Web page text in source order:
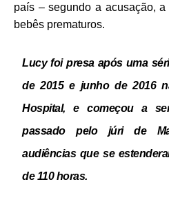
país – segundo a acusação,
bebês prematuros.
Lucy foi presa após uma
de 2015 e junho de 2016
Hospital, e começou a
passado pelo júri de
audiências que se
de 110 horas.